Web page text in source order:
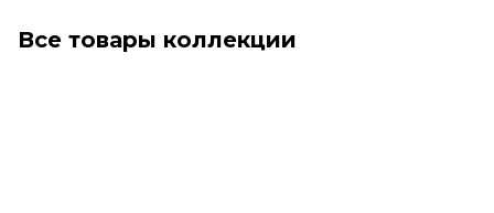
Все товары коллекции